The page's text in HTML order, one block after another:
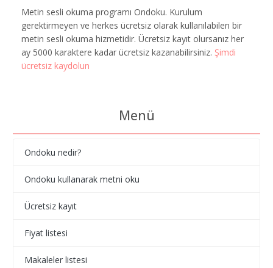
Metin sesli okuma programı Ondoku. Kurulum
gerektirmeyen ve herkes ücretsiz olarak kullanılabilen bir
metin sesli okuma hizmetidir. Ücretsiz kayıt olursanız her
ay 5000 karaktere kadar ücretsiz kazanabilirsiniz. Şimdi
ücretsiz kaydolun
Menü
Ondoku nedir?
Ondoku kullanarak metni oku
Ücretsiz kayıt
Fiyat listesi
Makaleler listesi